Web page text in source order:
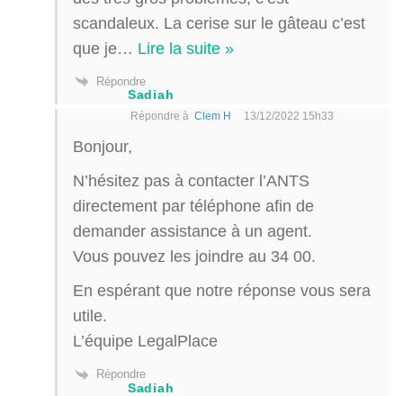
scandaleux. La cerise sur le gâteau c’est
que je… Lire la suite »
Répondre
Sadiah
Répondre à Clem H 13/12/2022 15h33
Bonjour,
N’hésitez pas à contacter l’ANTS
directement par téléphone afin de
demander assistance à un agent.
Vous pouvez les joindre au 34 00.
En espérant que notre réponse vous sera
utile.
L’équipe LegalPlace
Répondre
Sadiah